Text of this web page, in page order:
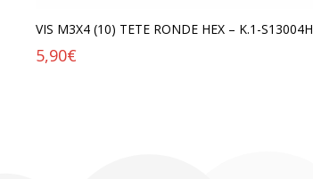
VIS M3X4 (10) TETE RONDE HEX – K.1-S13004H
5,90€